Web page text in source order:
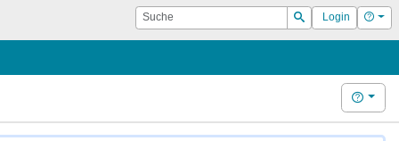
Suche
Suchen
Login Hilfe
Hilfe